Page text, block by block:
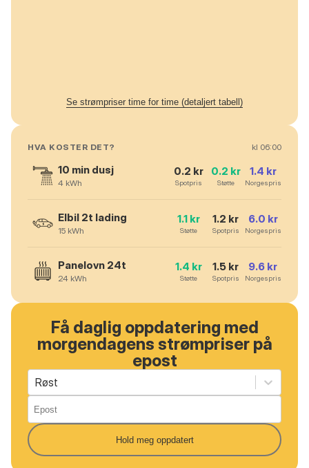
Se strømpriser time for time (detaljert tabell)
HVA KOSTER DET? kl 06:00
10 min dusj
4 kWh
0.2 kr
Spotpris
0.2 kr
Støtte
1.4 kr
Norgespris
Elbil 2t lading
15 kWh
1.1kr
Støtte
1.2 kr
Spotpris
6.0 kr
Norgespris
Panelovn 24t
24 kWh
1.4 kr
Støtte
1.5 kr
Spotpris
9.6 kr
Norgespris
Få daglig oppdatering med
morgendagens strømpriser på
epost
Røst
Hold meg oppdatert